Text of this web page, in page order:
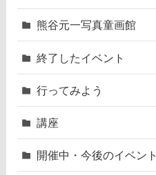
熊谷元一写真童画館
終了したイベント
行ってみよう
講座
開催中・今後のイベント